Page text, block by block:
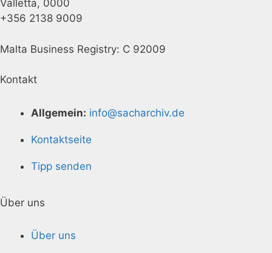
Valletta, 0000
+356 2138 9009
Malta Business Registry: C 92009
Kontakt
Allgemein: info@sacharchiv.de
Kontaktseite
Tipp senden
Über uns
Über uns